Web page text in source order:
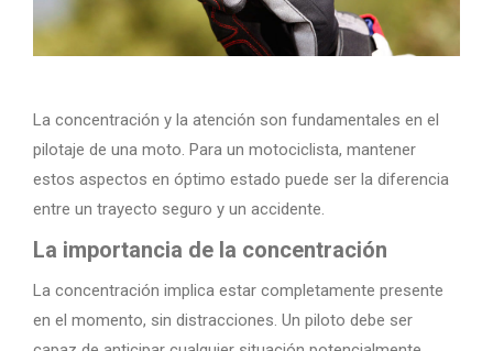
La concentración y la atención son fundamentales en el
pilotaje de una moto. Para un motociclista, mantener
estos aspectos en óptimo estado puede ser la diferencia
entre un trayecto seguro y un accidente.
La importancia de la concentración
La concentración implica estar completamente presente
en el momento, sin distracciones. Un piloto debe ser